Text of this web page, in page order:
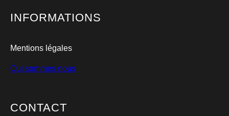
INFORMATIONS
Mentions légales
Qui sommes nous
CONTACT